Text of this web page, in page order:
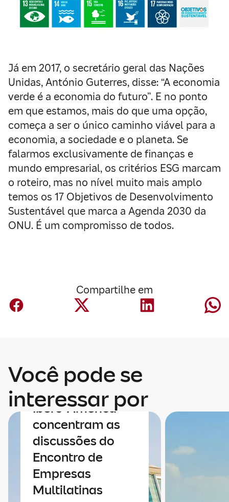
Já em 2017, o secretário geral das Nações
Unidas, António Guterres, disse: “A economia
verde é a economia do futuro”. E no ponto
em que estamos, mais do que uma opção,
começa a ser o único caminho viável para a
economia, a sociedade e o planeta. Se
falarmos exclusivamente de finanças e
mundo empresarial, os critérios ESG marcam
o roteiro, mas no nível muito mais amplo
temos os 17 Objetivos de Desenvolvimento
Sustentável que marca a Agenda 2030 da
ONU. É um compromisso de todos.
Compartilhe em
Você pode se
interessar por
Economia e
integração da
Ibero-América
concentram as
discussões do
Encontro de
Empresas
Multilatinas